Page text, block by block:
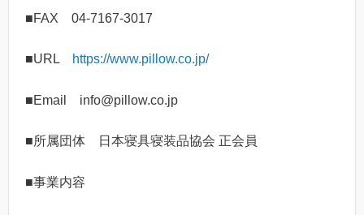
■FAX 04-7167-3017
■URL https://www.pillow.co.jp/
■Email info@pillow.co.jp
■所属団体 日本寝具寝装品協会 正会員
■事業内容